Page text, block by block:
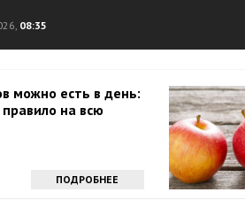
08:35
можно есть в день:
на всю
ПОДРОБНЕЕ